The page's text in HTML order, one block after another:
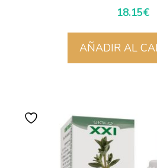
18.15€
AÑADIR AL